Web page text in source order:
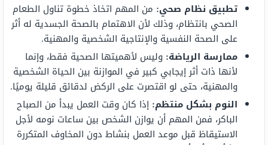
تطبيق نظام صحي: من المهم اتخاذ خطوة تناول الطعام
الصحي بانتظام، وذلك لأن الاهتمام بالصحة الجسدية له أثر
على الصحة النفسية والإنتاجية الشخصية والمهنية.
ممارسة الرياضة: وليس لأهميتها الصحية فقط، وإنما
لأنها ذات أثر إيجابي كبير في الموازنة بين الحياة الشخصية
والمهنية، حتى لو اقتصرت على الركض لدقائق قليلة يوميًا.
النوم بشكل منتظم: إذا كان وقت العمل يبدأ من الصباح
الباكر، فمن المهم أن يوازن الشخص بين ساعات نومه لأجل
الاستيقاظ قبل موعد العمل بنشاط دون المخاوف المتكررة